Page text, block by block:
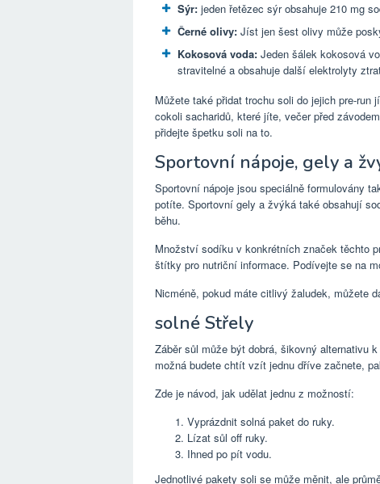
Sýr: jeden řetězec sýr obsahuje 210 mg
Černé olivy: Jíst jen šest olivy může
Kokosová voda: Jeden šálek kokosová
stravitelné a obsahuje další elektrolyty
Můžete také přidat trochu soli do jejich pre-
cokoli sacharidů, které jíte, večer před
přidejte špetku soli na to.
Sportovní nápoje, gely a
Sportovní nápoje jsou speciálně formulovány
potíte. Sportovní gely a žvýká také obsahují
běhu.
Množství sodíku v konkrétních značek těchto
štítky pro nutriční informace. Podívejte se na
Nicméně, pokud máte citlivý žaludek, můžete
solné Střely
Záběr sůl může být dobrá, šikovný alternativu
možná budete chtít vzít jednu dříve začnete,
Zde je návod, jak udělat jednu z možností:
Vyprázdnit solná paket do ruky.
Lízat sůl off ruky.
Ihned po pít vodu.
Jednotlivé pakety soli se může měnit, ale